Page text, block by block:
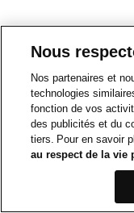
Nous
Nos partenaires et
technologies
fonction de vos
des publicités et du
tiers. Pour en savoir
au respect de la vie